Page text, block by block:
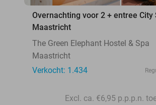
Overnachting voor 2 + entree City
Maastricht
The Green Elephant Hostel & Spa
Maastricht
Verkocht: 1.434
Excl. ca. €6,95 p.p.p.n.